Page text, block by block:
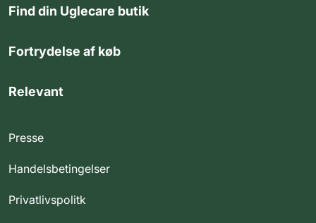
Find din Uglecare butik
Fortrydelse af køb
Relevant
Presse
Handelsbetingelser
Privatlivspolitk